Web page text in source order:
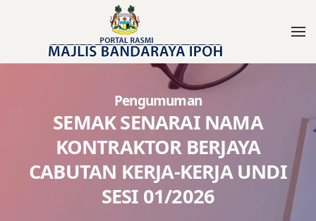
Pengumuman
SEMAK SENARAI NAMA
KONTRAKTOR BERJAYA
CABUTAN KERJA-KERJA UNDI
SESI 01/2026